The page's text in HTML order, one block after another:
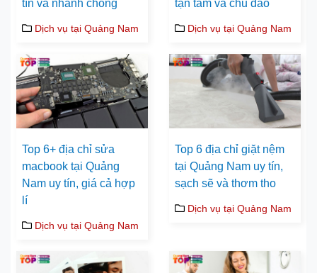
tín và nhanh chóng
Dịch vụ tại Quảng Nam
tận tâm và chu đáo
Dịch vụ tại Quảng Nam
Top 6+ địa chỉ sửa
macbook tại Quảng
Nam uy tín, giá cả hợp
lí
Dịch vụ tại Quảng Nam
Top 6 địa chỉ giặt nệm
tại Quảng Nam uy tín,
sạch sẽ và thơm tho
Dịch vụ tại Quảng Nam